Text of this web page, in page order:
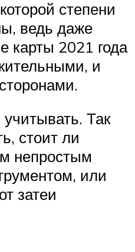
степени
ведь даже
карты 2021 года
и
Так
стоит ли
непростым
или
затеи